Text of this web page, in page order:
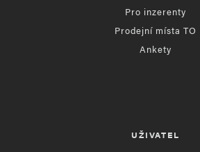
Pro inzerenty
Prodejní místa TO
Ankety
UŽIVATEL